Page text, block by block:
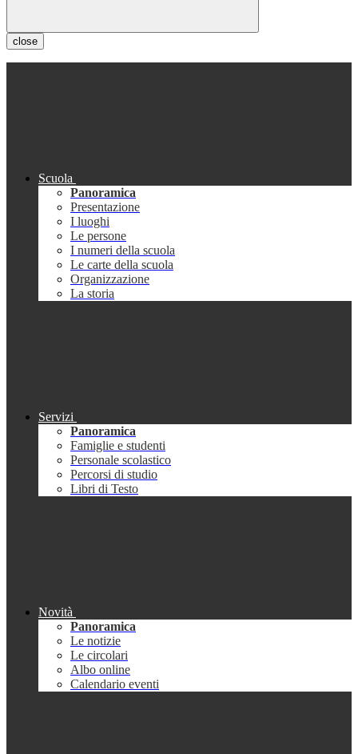
close
Scuola
Panoramica
Presentazione
I luoghi
Le persone
I numeri della scuola
Le carte della scuola
Organizzazione
La storia
Servizi
Panoramica
Famiglie e studenti
Personale scolastico
Percorsi di studio
Libri di Testo
Novità
Panoramica
Le notizie
Le circolari
Albo online
Calendario eventi